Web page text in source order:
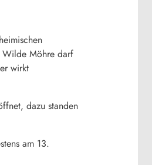
Wilde Möhre darf
wirkt
dazu standen
am 13.